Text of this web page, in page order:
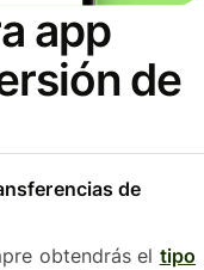
app
de
de
obtendrás el tipo